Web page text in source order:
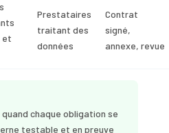
et
Prestataires
traitant des
données
Contrat
signé,
annexe, revue
chaque obligation se
testable et en preuve